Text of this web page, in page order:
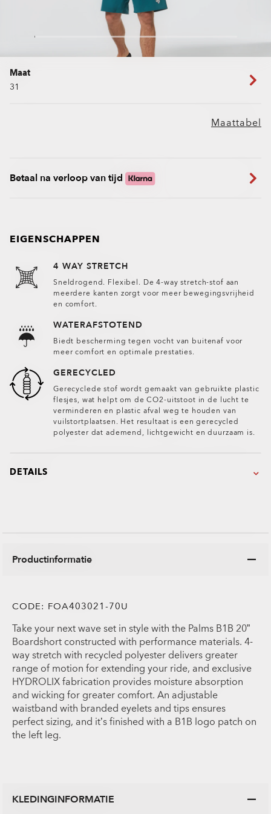
Maat
31
Maattabel
Betaal na verloop van tijd
EIGENSCHAPPEN
4 WAY STRETCH
Sneldrogend. Flexibel. De 4-way stretch-stof aan
meerdere kanten zorgt voor meer bewegingsvrijheid
en comfort.
WATERAFSTOTEND
Biedt bescherming tegen vocht van buitenaf voor
meer comfort en optimale prestaties.
GERECYCLED
Gerecyclede stof wordt gemaakt van gebruikte plastic
flesjes, wat helpt om de CO2-uitstoot in de lucht te
verminderen en plastic afval weg te houden van
vuilstortplaatsen. Het resultaat is een gerecycled
polyester dat ademend, lichtgewicht en duurzaam is.
DETAILS
Productinformatie
CODE: FOA403021-70U
Take your next wave set in style with the Palms B1B 20”
Boardshort constructed with performance materials. 4-
way stretch with recycled polyester delivers greater
range of motion for extending your ride, and exclusive
HYDROLIX fabrication provides moisture absorption
and wicking for greater comfort. An adjustable
waistband with branded eyelets and tips ensures
perfect sizing, and it’s finished with a B1B logo patch on
the left leg.
KLEDINGINFORMATIE